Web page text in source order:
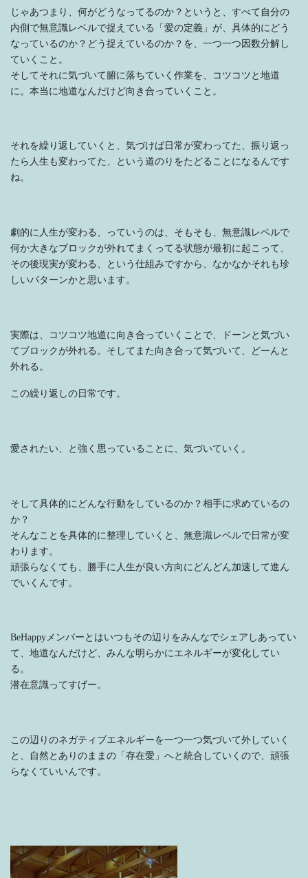
じゃあつまり、何がどうなってるのか？というと、すべて自分の
内側で無意識レベルで捉えている「愛の定義」が、具体的にどう
なっているのか？どう捉えているのか？を、一つ一つ因数分解し
ていくこと。
そしてそれに気づいて腑に落ちていく作業を、コツコツと地道
に。本当に地道なんだけど向き合っていくこと。
それを繰り返していくと、気づけば日常が変わってた、振り返っ
たら人生も変わってた、という道のりをたどることになるんです
ね。
劇的に人生が変わる、っていうのは、そもそも、無意識レベルで
何か大きなブロックが外れてまくってる状態が最初に起こって、
その後現実が変わる、という仕組みですから、なかなかそれも珍
しいパターンかと思います。
実際は、コツコツ地道に向き合っていくことで、ドーンと気づい
てブロックが外れる。そしてまた向き合って気づいて、どーんと
外れる。
この繰り返しの日常です。
愛されたい、と強く思っていることに、気づいていく。
そして具体的にどんな行動をしているのか？相手に求めているの
か？
そんなことを具体的に整理していくと、無意識レベルで日常が変
わります。
頑張らなくても、勝手に人生が良い方向にどんどん加速して進ん
でいくんです。
BeHappyメンバーとはいつもその辺りをみんなでシェアしあってい
て、地道なんだけど、みんな明らかにエネルギーが変化してい
る。
潜在意識ってすげー。
この辺りのネガティブエネルギーを一つ一つ気づいて外していく
と、自然とありのままの「存在愛」へと統合していくので、頑張
らなくていいんです。